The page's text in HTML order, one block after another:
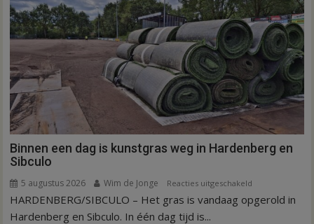
Binnen een dag is kunstgras weg in Hardenberg en
Sibculo
5 augustus 2026 Wim de Jonge Reacties uitgeschakeld
Binnen
HARDENBERG/SIBCULO – Het gras is vandaag opgerold in
Hardenberg en Sibculo. In één dag tijd is...